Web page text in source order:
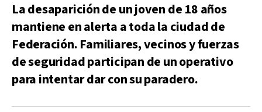
La desaparición de un joven de 18 años
mantiene en alerta a toda la ciudad de
Federación. Familiares, vecinos y fuerzas
de seguridad participan de un operativo
para intentar dar con su paradero.